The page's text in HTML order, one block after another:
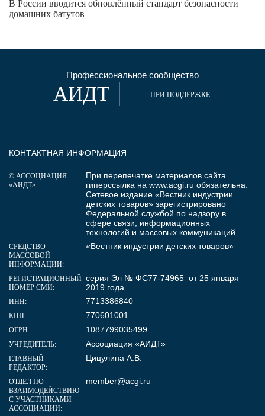
В России вводится обновлённый стандарт безопасности
домашних батутов
Профессиональное сообщество
АИДТ ПРИ ПОДДЕРЖКЕ
КОНТАКТНАЯ ИНФОРМАЦИЯ
© АССОЦИАЦИЯ
«АИДТ»:
При перепечатке материалов сайта
гиперссылка на www.acgi.ru обязательна.
Сетевое издание «Вестник индустрии
детских товаров» зарегистрировано
Федеральной службой по надзору в
сфере связи, информационных
технологий и массовых коммуникаций
СРЕДСТВО
МАССОВОЙ
ИНФОРМАЦИИ:
«Вестник индустрии детских товаров»
РЕГИСТРАЦИОННЫЙ
НОМЕР СМИ:
серия Эл № ФС77-74965 от 25 января
2019 года
ИНН: 7713386840
КПП: 770601001
ОГРН : 1087799035499
УЧРЕДИТЕЛЬ: Ассоциация «АИДТ»
ГЛАВНЫЙ
РЕДАКТОР:
Цицулина А.В.
ОТДЕЛ ПО
ВЗАИМОДЕЙСТВИЮ
С УЧАСТНИКАМИ
АССОЦИАЦИИ:
member@acgi.ru